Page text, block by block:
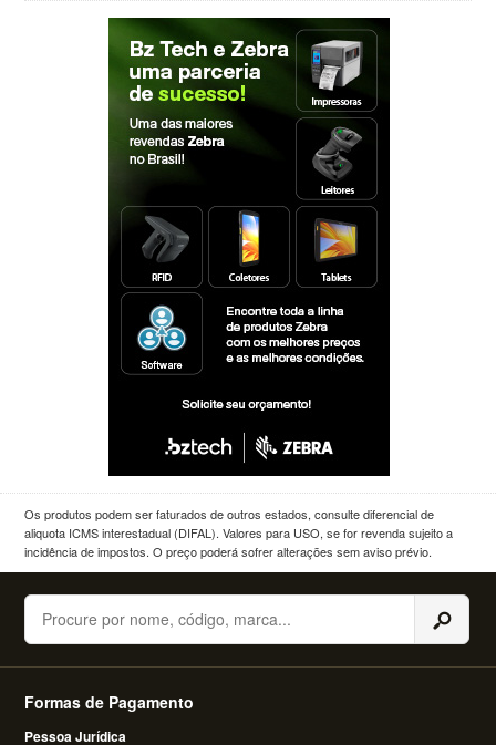
Os produtos podem ser faturados de outros estados, consulte diferencial de
aliquota ICMS interestadual (DIFAL). Valores para USO, se for revenda sujeito a
incidência de impostos. O preço poderá sofrer alterações sem aviso prévio.
Buscar
Formas de Pagamento
Pessoa Jurídica